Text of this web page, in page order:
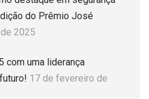
do Prêmio José
2025
com uma liderança
17 de fevereiro de